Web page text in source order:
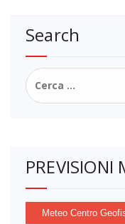
Search
Ricerca
per:
PREVISIONI